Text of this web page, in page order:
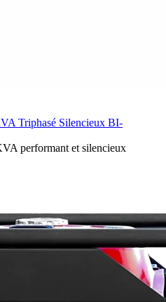
Triphasé Silencieux BI-
performant et silencieux